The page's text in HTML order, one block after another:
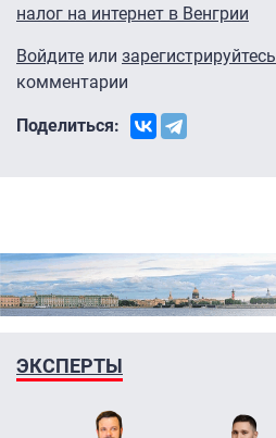
налог на интернет в Венгрии
Войдите или зарегистрируйтесь
комментарии
Поделиться:
ЭКСПЕРТЫ